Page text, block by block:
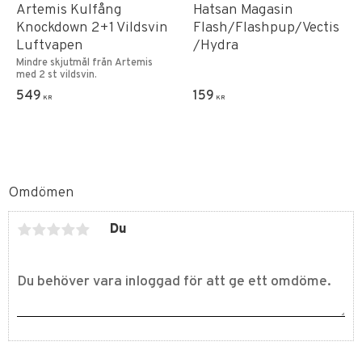
Omdömen
Du
Artemis Kulfång
Knockdown 2+1 Vildsvin
Luftvapen
Mindre skjutmål från Artemis
med 2 st vildsvin.
549 KR
Hatsan Magasin
Flash/Flashpup/Vectis
/Hydra
159 KR